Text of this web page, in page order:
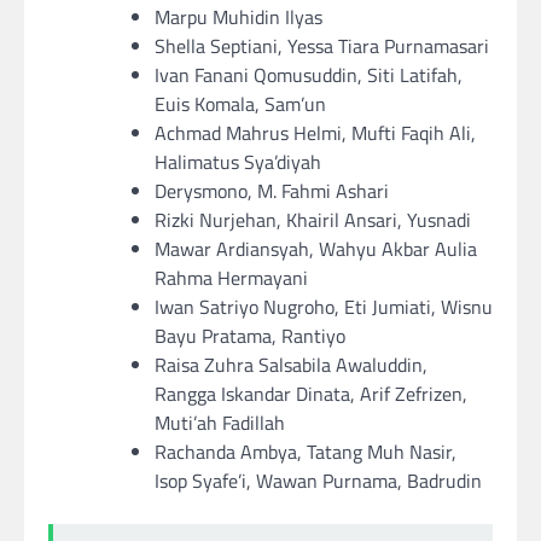
Marpu Muhidin Ilyas
Shella Septiani, Yessa Tiara Purnamasari
Ivan Fanani Qomusuddin, Siti Latifah,
Euis Komala, Sam’un
Achmad Mahrus Helmi, Mufti Faqih Ali,
Halimatus Sya’diyah
Derysmono, M. Fahmi Ashari
Rizki Nurjehan, Khairil Ansari, Yusnadi
Mawar Ardiansyah, Wahyu Akbar Aulia
Rahma Hermayani
Iwan Satriyo Nugroho, Eti Jumiati, Wisnu
Bayu Pratama, Rantiyo
Raisa Zuhra Salsabila Awaluddin,
Rangga Iskandar Dinata, Arif Zefrizen,
Muti’ah Fadillah
Rachanda Ambya, Tatang Muh Nasir,
Isop Syafe’i, Wawan Purnama, Badrudin